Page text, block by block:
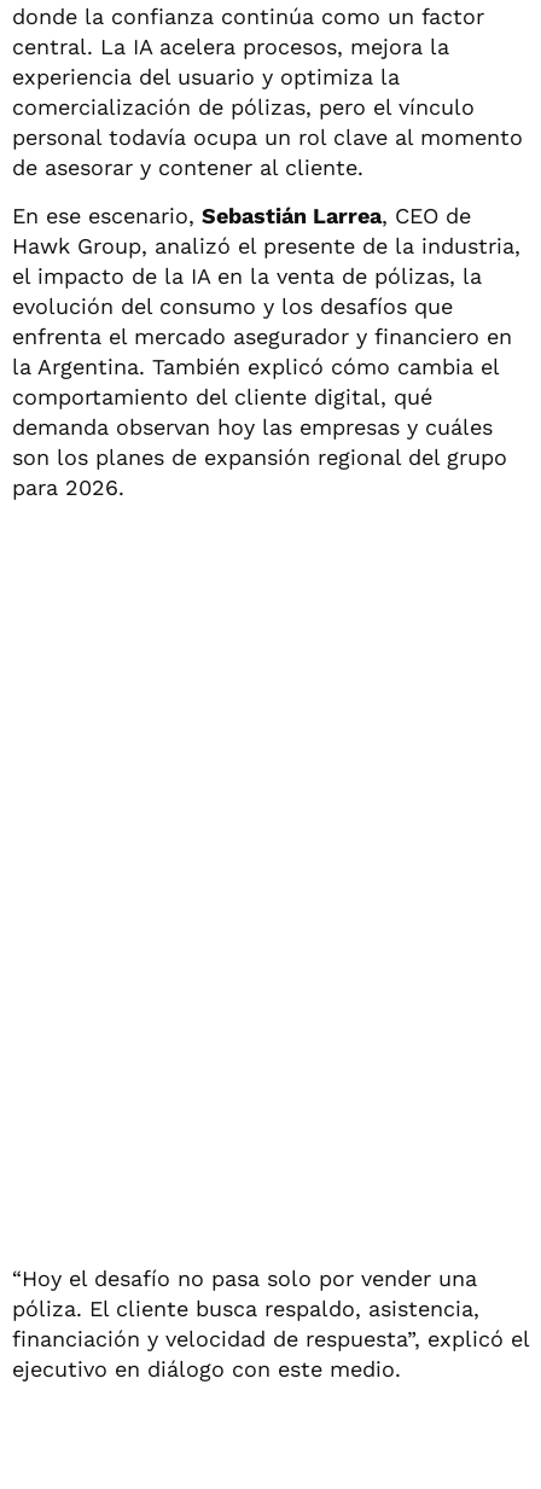
donde la confianza continúa como un factor
central. La IA acelera procesos, mejora la
experiencia del usuario y optimiza la
comercialización de pólizas, pero el vínculo
personal todavía ocupa un rol clave al momento
de asesorar y contener al cliente.
En ese escenario, Sebastián Larrea, CEO de
Hawk Group, analizó el presente de la industria,
el impacto de la IA en la venta de pólizas, la
evolución del consumo y los desafíos que
enfrenta el mercado asegurador y financiero en
la Argentina. También explicó cómo cambia el
comportamiento del cliente digital, qué
demanda observan hoy las empresas y cuáles
son los planes de expansión regional del grupo
para 2026.
“Hoy el desafío no pasa solo por vender una
póliza. El cliente busca respaldo, asistencia,
financiación y velocidad de respuesta”, explicó el
ejecutivo en diálogo con este medio.